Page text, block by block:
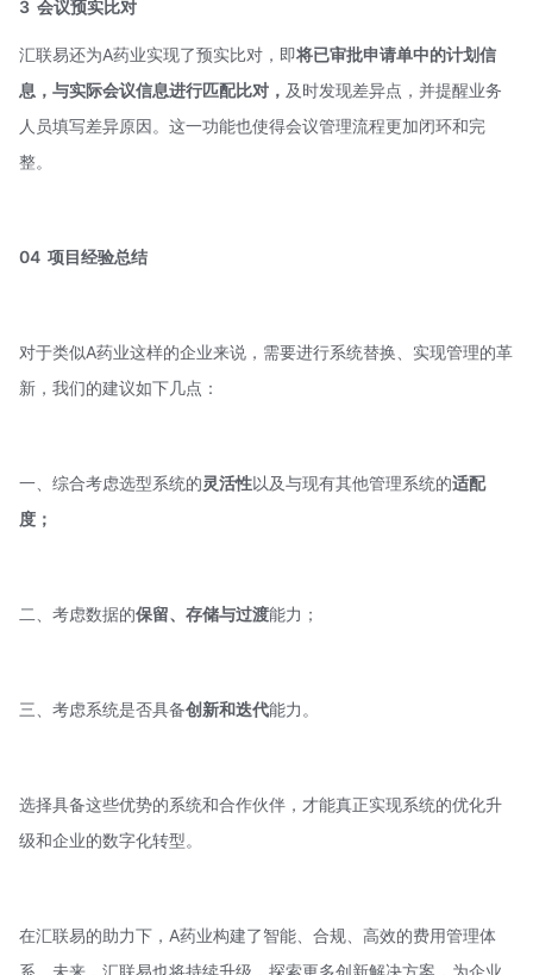
3 会议预实比对
汇联易还为A药业实现了预实比对，即将已审批申请单中的计划信
息，与实际会议信息进行匹配比对， 及时发现差异点，并提醒业务
人员填写差异原因。这一功能也使得会议管理流程更加闭环和完
整。
04 项目经验总结
对于类似A药业这样的企业来说，需要进行系统替换、实现管理的革
新，我们的建议如下几点：
一、综合考虑选型系统的灵活性以及与现有其他管理系统的适配
度；
二、考虑数据的保留、存储与过渡能力；
三、考虑系统是否具备创新和迭代能力。
选择具备这些优势的系统和合作伙伴，才能真正实现系统的优化升
级和企业的数字化转型。
在汇联易的助力下，A药业构建了智能、合规、高效的费用管理体